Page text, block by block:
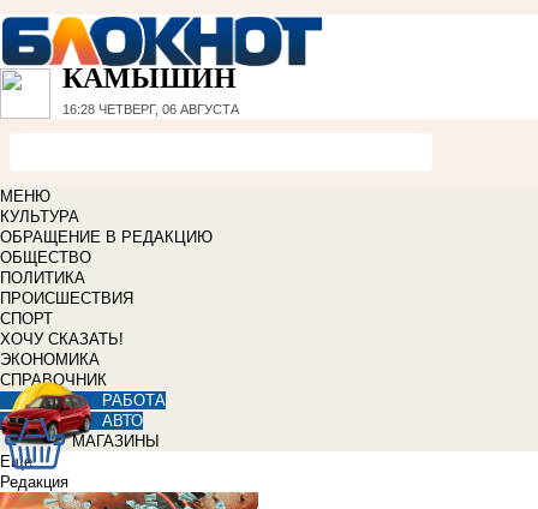
КАМЫШИН
16:28 ЧЕТВЕРГ, 06 АВГУСТА
МЕНЮ
КУЛЬТУРА
ОБРАЩЕНИЕ В РЕДАКЦИЮ
ОБЩЕСТВО
ПОЛИТИКА
ПРОИСШЕСТВИЯ
СПОРТ
ХОЧУ СКАЗАТЬ!
ЭКОНОМИКА
СПРАВОЧНИК
РАБОТА
АВТО
МАГАЗИНЫ
Еще
Редакция